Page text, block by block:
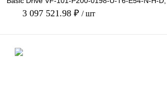
660В, 200кВт, 1
3 097 521.98 ₽ / шт